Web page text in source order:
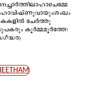
ചേർത്തു
കൂർമ്മമൂർത്തേ!
സ്രഗ്ദ്ധര)